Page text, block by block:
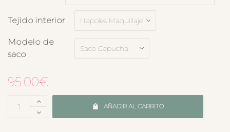
Tejido interior
Modelo de
saco
95.00€
AÑADIR AL CARRITO